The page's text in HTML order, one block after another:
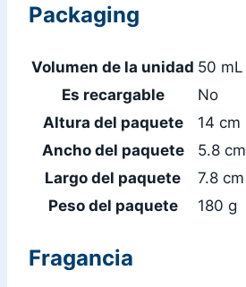
Packaging
Volumen de la unidad 50 mL
Es recargable
No
Altura del paquete
14 cm
Ancho del paquete
5.8 cm
Largo del paquete
7.8 cm
Peso del paquete
180 g
Fragancia